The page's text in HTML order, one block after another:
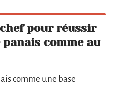
pour réussir
comme au
comme une base